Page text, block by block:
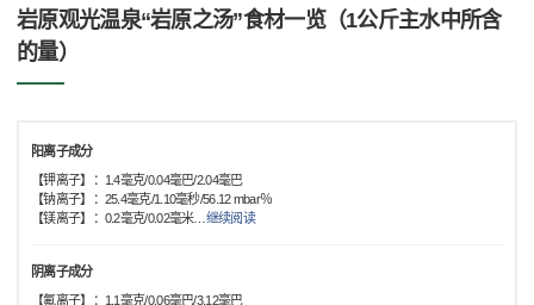
岩原观光温泉“岩原之汤”食材一览（1公斤主水中所含
的量）
阳离子成分
【钾离子】：1.4毫克/0.04毫巴/2.04毫巴
【钠离子】：25.4毫克/1.10毫秒/56.12 mbar％
【镁离子】：0.2毫克/0.02毫米… 继续阅读
阴离子成分
【氟离子】：1.1毫克/0.06毫巴/3.12毫巴